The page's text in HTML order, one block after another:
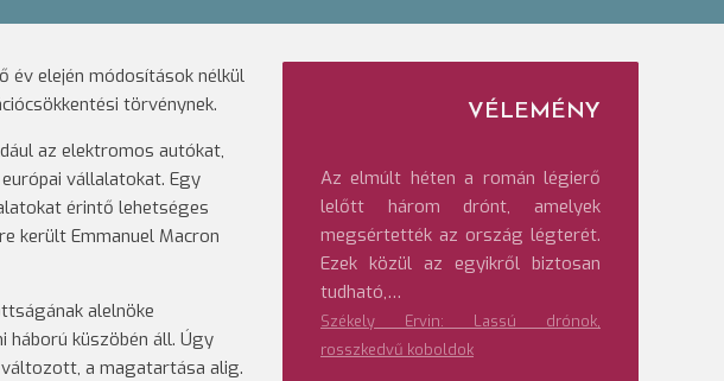
év elején módosítások nélkül
törvénynek.
az elektromos autókat,
vállalatokat. Egy
érintő lehetséges
került Emmanuel Macron
alelnöke
háború küszöbén áll. Úgy
a magatartása alig.
VÉLEMÉNY
Az elmúlt héten a román légierő
lelőtt három drónt, amelyek
megsértették az ország légterét.
Ezek közül az egyikről biztosan
tudható,…
Székely Ervin: Lassú drónok,
rosszkedvű koboldok